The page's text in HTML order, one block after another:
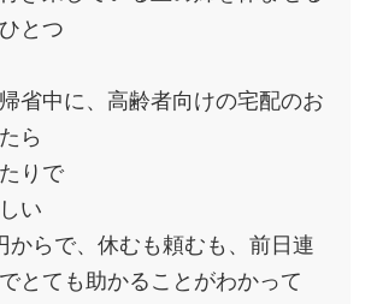
とつ
省中に、高齢者向けの宅配のお
ら
りで
い
からで、休むも頼むも、前日連
とても助かることがわかって